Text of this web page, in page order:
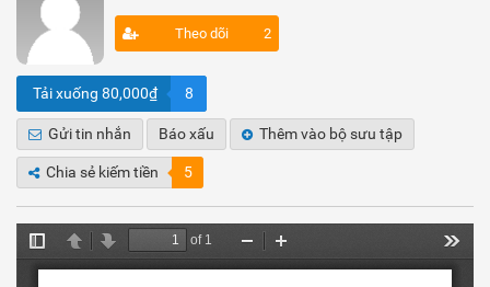
Theo dõi 2
Tải xuống 80,000₫ 8
Gửi tin nhắn Báo xấu Thêm vào bộ sưu tập
Chia sẻ kiếm tiền 5